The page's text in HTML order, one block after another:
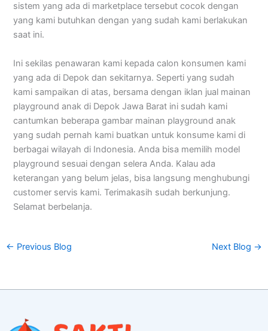
sistem yang ada di marketplace tersebut cocok dengan
yang kami butuhkan dengan yang sudah kami berlakukan
saat ini.
Ini sekilas penawaran kami kepada calon konsumen kami
yang ada di Depok dan sekitarnya. Seperti yang sudah
kami sampaikan di atas, bersama dengan iklan jual mainan
playground anak di Depok Jawa Barat ini sudah kami
cantumkan beberapa gambar mainan playground anak
yang sudah pernah kami buatkan untuk konsume kami di
berbagai wilayah di Indonesia. Anda bisa memilih model
playground sesuai dengan selera Anda. Kalau ada
keterangan yang belum jelas, bisa langsung menghubungi
customer servis kami. Terimakasih sudah berkunjung.
Selamat berbelanja.
← Previous Blog Next Blog →